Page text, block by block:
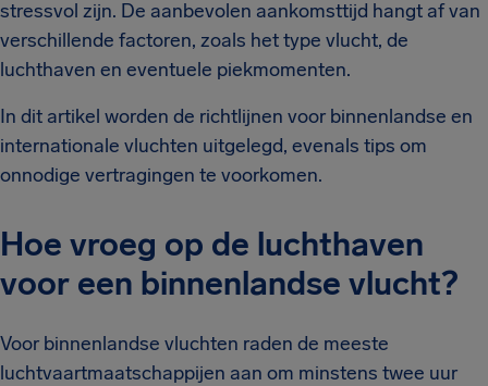
stressvol zijn. De aanbevolen aankomsttijd hangt af van
verschillende factoren, zoals het type vlucht, de
luchthaven en eventuele piekmomenten.
In dit artikel worden de richtlijnen voor binnenlandse en
internationale vluchten uitgelegd, evenals tips om
onnodige vertragingen te voorkomen.
Hoe vroeg op de luchthaven
voor een binnenlandse vlucht?
Voor binnenlandse vluchten raden de meeste
luchtvaartmaatschappijen aan om minstens twee uur